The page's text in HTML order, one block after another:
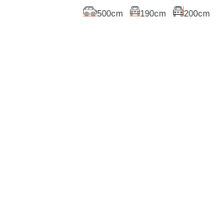
500cm 190cm 200cm